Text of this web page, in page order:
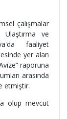
çalışmalar
Ulaştırma ve
faaliyet
yer alan
raporuna
arasında
etmiştir.
olup mevcut